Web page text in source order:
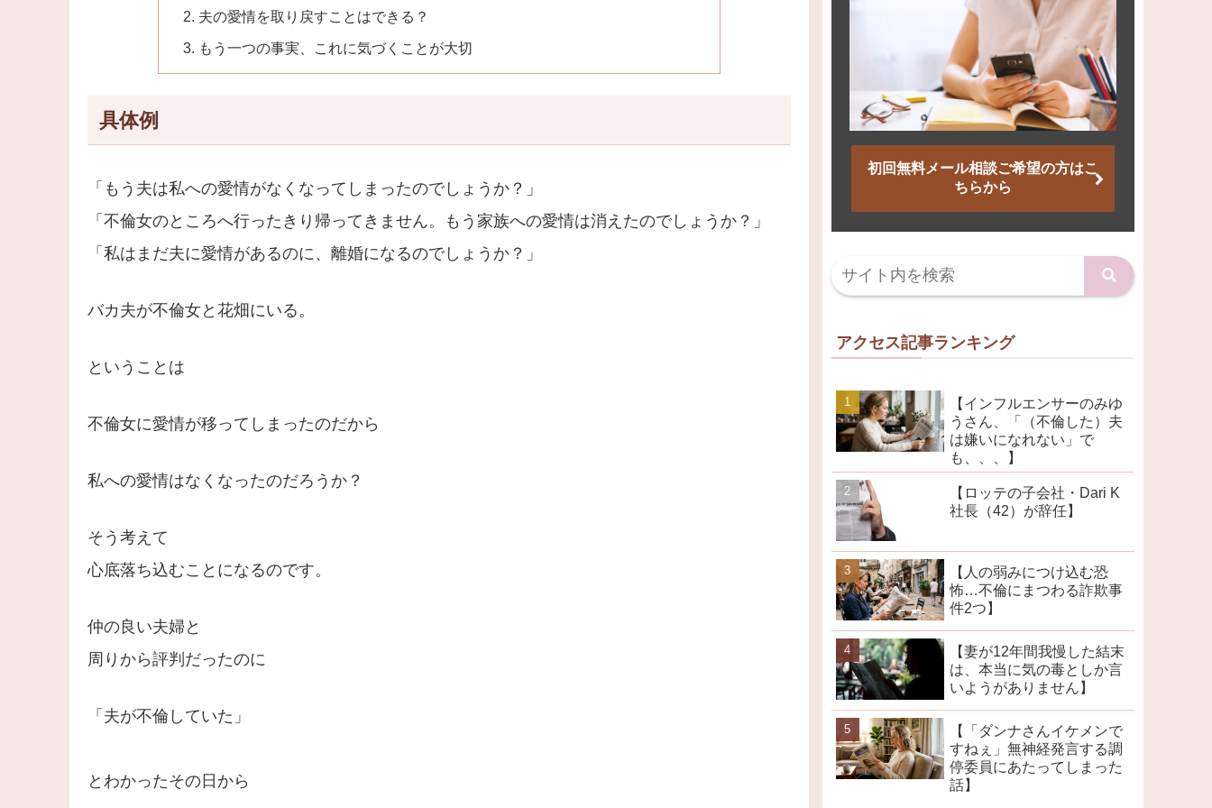
夫の愛情を取り戻すことはできる？
もう一つの事実、これに気づくことが大切
具体例
「もう夫は私への愛情がなくなってしまったのでしょうか？」
「不倫女のところへ行ったきり帰ってきません。もう家族への愛情は消えたのでしょうか？」
「私はまだ夫に愛情があるのに、離婚になるのでしょうか？」
バカ夫が不倫女と花畑にいる。
ということは
不倫女に愛情が移ってしまったのだから
私への愛情はなくなったのだろうか？
そう考えて
心底落ち込むことになるのです。
仲の良い夫婦と
周りから評判だったのに
「夫が不倫していた」
とわかったその日から
初回無料メール相談ご希望の方はこ
ちらから
アクセス記事ランキング
【インフルエンサーのみゆ
うさん、「（不倫した）夫
は嫌いになれない」で
も、、、】
【ロッテの子会社・Dari K
社長（42）が辞任】
【人の弱みにつけ込む恐
怖…不倫にまつわる詐欺事
件2つ】
【妻が12年間我慢した結末
は、本当に気の毒としか言
いようがありません】
【「ダンナさんイケメンで
すねぇ」無神経発言する調
停委員にあたってしまった
話】